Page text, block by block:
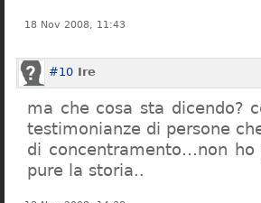
18 Nov 2008, 11:43
#10 Ire
ma che cosa sta dicendo?
testimonianze di persone
di concentramento…non
pure la storia..